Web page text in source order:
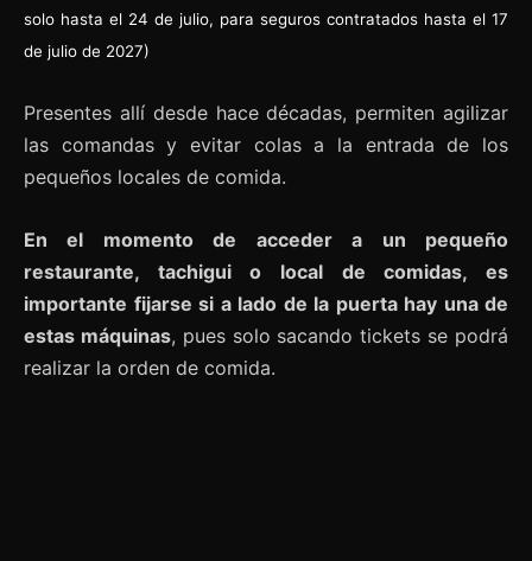
solo hasta el 24 de julio, para seguros contratados hasta el 17
de julio de 2027)
Presentes allí desde hace décadas, permiten agilizar
las comandas y evitar colas a la entrada de los
pequeños locales de comida.
En el momento de acceder a un pequeño
restaurante, tachigui o local de comidas, es
importante fijarse si a lado de la puerta hay una de
estas máquinas, pues solo sacando tickets se podrá
realizar la orden de comida.